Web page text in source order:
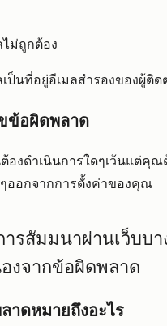
ม่ถูกต้อง
ป็นที่อยู่อีเมลสำรองของผู้ติด
ข้อผิดพลาด
องดำเนินการใดๆเว้นแต่คุ
ๆออกจากการตั้งค่าของคุณ
รสัมมนาผ่านเว็บบา
งจากข้อผิดพลาด
าดหมายถึงอะไร